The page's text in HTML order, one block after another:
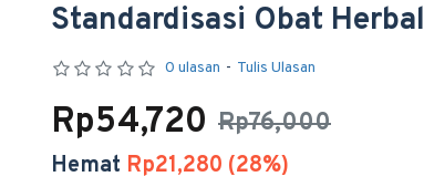
Standardisasi Obat Herbal
0 ulasan - Tulis Ulasan
Rp76,000
Rp54,720
Hemat Rp21,280 (28%)